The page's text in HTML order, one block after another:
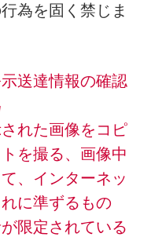
為を固く禁じま
送達情報の確認
れた画像をコピ
を撮る、画像中
、インターネッ
に準ずるもの
限定されている